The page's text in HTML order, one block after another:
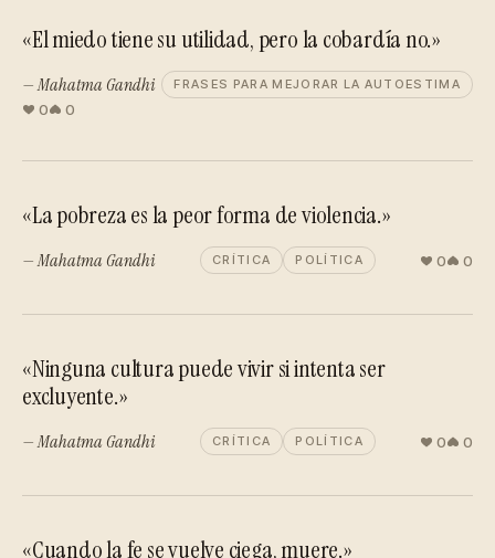
«El miedo tiene su utilidad, pero la cobardía no.»
— Mahatma Gandhi FRASES PARA MEJORAR LA AUTOESTIMA
0 0
«La pobreza es la peor forma de violencia.»
— Mahatma Gandhi CRÍTICA POLÍTICA 0 0
«Ninguna cultura puede vivir si intenta ser
excluyente.»
— Mahatma Gandhi CRÍTICA POLÍTICA 0 0
«Cuando la fe se vuelve ciega, muere.»